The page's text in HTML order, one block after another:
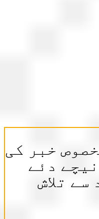
خبر کی
دئے
تلاش